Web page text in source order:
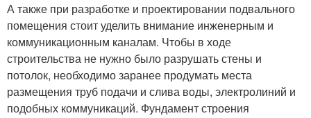
А также при разработке и проектировании подвального
помещения стоит уделить внимание инженерным и
коммуникационным каналам. Чтобы в ходе
строительства не нужно было разрушать стены и
потолок, необходимо заранее продумать места
размещения труб подачи и слива воды, электролиний и
подобных коммуникаций. Фундамент строения